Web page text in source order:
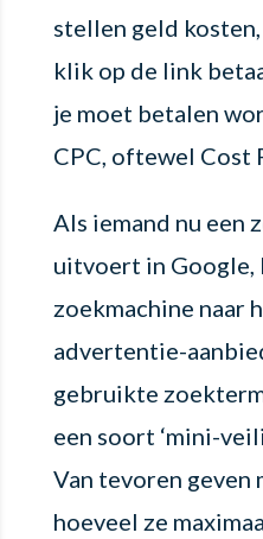
stellen geld
klik op de link
je moet betalen
CPC, oftewel Cost
Als iemand nu een
uitvoert in Google,
zoekmachine naar
advertentie-
gebruikte
een soort ‘mini-
Van tevoren geven
hoeveel ze